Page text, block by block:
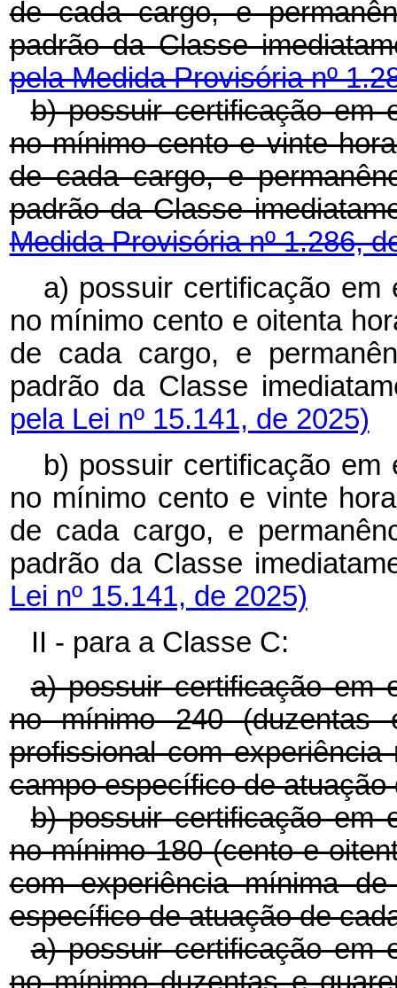
de cada cargo, e
padrão da Classe
pela Medida Provisória nº
b) possuir certificação em
no mínimo cento e vinte
de cada cargo, e
padrão da Classe
Medida Provisória nº 1.286,
a) possuir certificação em
no mínimo cento e oitenta
de cada cargo, e
padrão da Classe
pela Lei nº 15.141, de 2025)
b) possuir certificação em
no mínimo cento e vinte
de cada cargo, e
padrão da Classe
Lei nº 15.141, de 2025)
II - para a Classe C:
a) possuir certificação em
no mínimo 240 (duzentas
profissional com
campo específico de atuação
b) possuir certificação em
no mínimo 180 (cento e
com experiência mínima
específico de atuação de
a) possuir certificação em